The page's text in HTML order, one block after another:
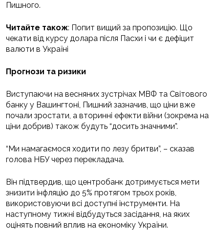
Пишного.
Читайте також: Попит вищий за пропозицію. Що
чекати від курсу долара після Пасхи і чи є дефіцит
валюти в Україні
Прогнози та ризики
Виступаючи на весняних зустрічах МВФ та Світового
банку у Вашингтоні, Пишний зазначив, що ціни вже
почали зростати, а вторинні ефекти війни (зокрема на
ціни добрив) також будуть “досить значними”.
“Ми намагаємося ходити по лезу бритви”, – сказав
голова НБУ через перекладача.
Він підтвердив, що центробанк дотримується мети
знизити інфляцію до 5% протягом трьох років,
використовуючи всі доступні інструменти. На
наступному тижні відбудуться засідання, на яких
оцінять повний вплив на економіку України.